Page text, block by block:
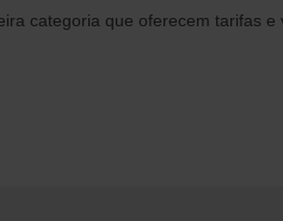
categoria que oferecem tarifas